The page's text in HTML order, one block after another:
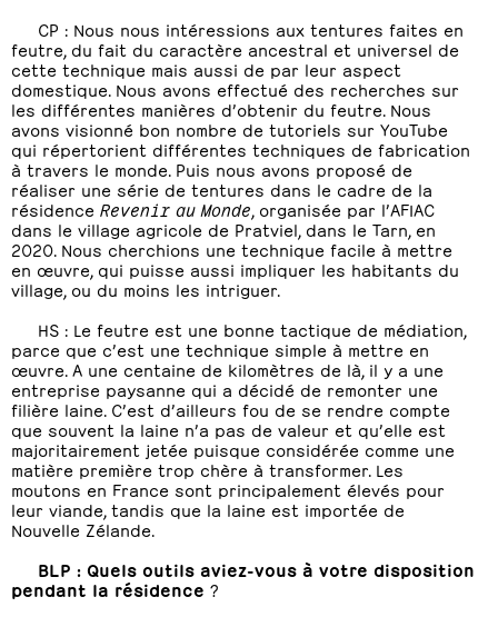
CP : Nous nous intéressions aux tentures faites en
feutre, du fait du caractère ancestral et universel de
cette technique mais aussi de par leur aspect
domestique. Nous avons effectué des recherches sur
les différentes manières d’obtenir du feutre. Nous
avons visionné bon nombre de tutoriels sur YouTube
qui répertorient différentes techniques de fabrication
à travers le monde. Puis nous avons proposé de
réaliser une série de tentures dans le cadre de la
résidence Revenir au Monde , organisée par l’AFIAC
dans le village agricole de Pratviel, dans le Tarn, en
2020. Nous cherchions une technique facile à mettre
en œuvre, qui puisse aussi impliquer les habitants du
village, ou du moins les intriguer.
HS : Le feutre est une bonne tactique de médiation,
parce que c’est une technique simple à mettre en
œuvre. A une centaine de kilomètres de là, il y a une
entreprise paysanne qui a décidé de remonter une
filière laine. C’est d’ailleurs fou de se rendre compte
que souvent la laine n’a pas de valeur et qu’elle est
majoritairement jetée puisque considérée comme une
matière première trop chère à transformer. Les
moutons en France sont principalement élevés pour
leur viande, tandis que la laine est importée de
Nouvelle Zélande.
BLP : Quels outils aviez-vous à votre disposition
pendant la résidence ?